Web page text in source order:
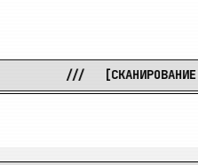
[СКАНИРОВАНИЕ